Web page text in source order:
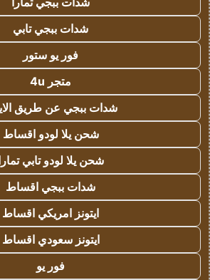
شدات ببجي تابي
فور يو ستور
متجر 4u
شدات ببجي عن طريق
شحن يلا لودو اقساط
شحن يلا لودو تابي تمارا
شدات ببجي اقساط
ايتونز امريكي اقساط
ايتونز سعودي اقساط
فور يو